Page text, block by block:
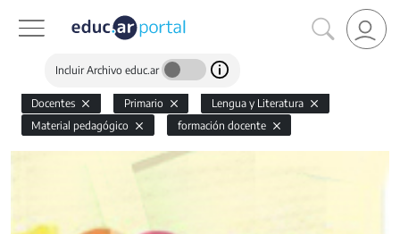
Incluir Archivo educ.ar
Docentes Primario
Lengua y Literatura
Material pedagógico
formación docente